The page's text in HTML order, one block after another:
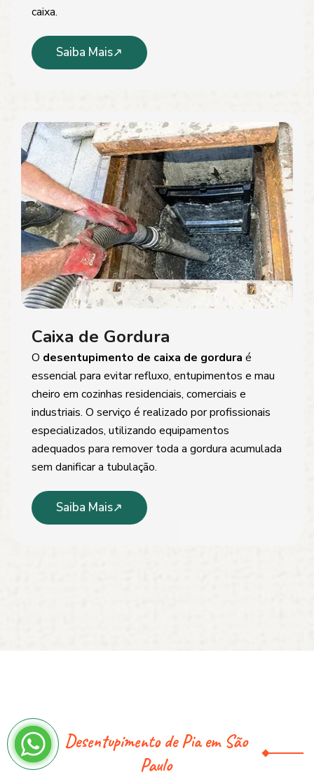
caixa.
Saiba Mais
Caixa de Gordura
O desentupimento de caixa de gordura é
essencial para evitar refluxo, entupimentos e mau
cheiro em cozinhas residenciais, comerciais e
industriais. O serviço é realizado por profissionais
especializados, utilizando equipamentos
adequados para remover toda a gordura acumulada
sem danificar a tubulação.
Saiba Mais
Desentupimento de Pia em São
Paulo